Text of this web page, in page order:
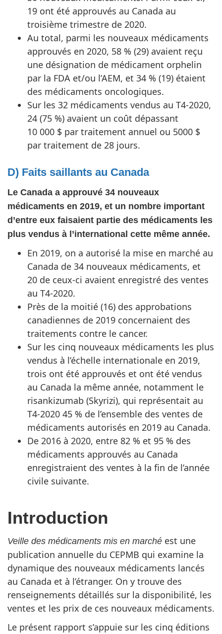
19 ont été approuvés au Canada au
troisième trimestre de 2020.
Au total, parmi les nouveaux médicaments
approuvés en 2020, 58 % (29) avaient reçu
une désignation de médicament orphelin
par la FDA et/ou l’AEM, et 34 % (19) étaient
des médicaments oncologiques.
Sur les 32 médicaments vendus au T4-2020,
24 (75 %) avaient un coût dépassant
10 000 $ par traitement annuel ou 5000 $
par traitement de 28 jours.
D) Faits saillants au Canada
Le Canada a approuvé 34 nouveaux
médicaments en 2019, et un nombre important
d’entre eux faisaient partie des médicaments les
plus vendus à l’international cette même année.
En 2019, on a autorisé la mise en marché au
Canada de 34 nouveaux médicaments, et
20 de ceux-ci avaient enregistré des ventes
au T4-2020.
Près de la moitié (16) des approbations
canadiennes de 2019 concernaient des
traitements contre le cancer.
Sur les cinq nouveaux médicaments les plus
vendus à l’échelle internationale en 2019,
trois ont été approuvés et ont été vendus
au Canada la même année, notamment le
risankizumab (Skyrizi), qui représentait au
T4-2020 45 % de l’ensemble des ventes de
médicaments autorisés en 2019 au Canada.
De 2016 à 2020, entre 82 % et 95 % des
médicaments approuvés au Canada
enregistraient des ventes à la fin de l’année
civile suivante.
Introduction
Veille des médicaments mis en marché est une
publication annuelle du CEPMB qui examine la
dynamique des nouveaux médicaments lancés
au Canada et à l’étranger. On y trouve des
renseignements détaillés sur la disponibilité, les
ventes et les prix de ces nouveaux médicaments.
Le présent rapport s’appuie sur les cinq éditions